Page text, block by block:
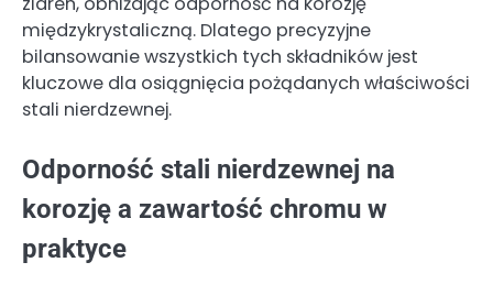
międzykrystaliczną. Dlatego precyzyjne
bilansowanie wszystkich tych składników jest
kluczowe dla osiągnięcia pożądanych właściwości
stali nierdzewnej.
Odporność stali nierdzewnej na
korozję a zawartość chromu w
praktyce